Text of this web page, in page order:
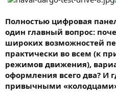
Полностью цифровая
один главный вопрос:
широких возможностей
практически во всем (к
режимов движения),
оформления всего два? И
привычными